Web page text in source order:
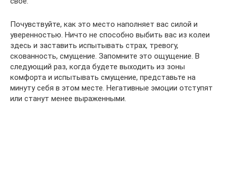
Почувствуйте, как это место наполняет вас силой и
уверенностью. Ничто не способно выбить вас из колеи
здесь и заставить испытывать страх, тревогу,
скованность, смущение. Запомните это ощущение. В
следующий раз, когда будете выходить из зоны
комфорта и испытывать смущение, представьте на
минуту себя в этом месте. Негативные эмоции отступят
или станут менее выраженными.